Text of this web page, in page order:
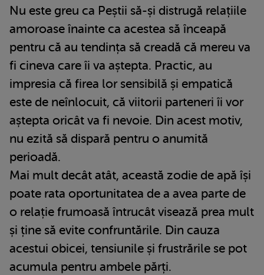
Nu este greu ca Peștii să-și distrugă relațiile
amoroase înainte ca acestea să înceapă
pentru că au tendința să creadă că mereu va
fi cineva care îi va aștepta. Practic, au
impresia că firea lor sensibilă și empatică
este de neînlocuit, că viitorii parteneri îi vor
aștepta oricât va fi nevoie. Din acest motiv,
nu ezită să dispară pentru o anumită
perioadă.
Mai mult decât atât, această zodie de apă își
poate rata oportunitatea de a avea parte de
o relație frumoasă întrucât visează prea mult
și ține să evite confruntările. Din cauza
acestui obicei, tensiunile și frustrările se pot
acumula pentru ambele părți.